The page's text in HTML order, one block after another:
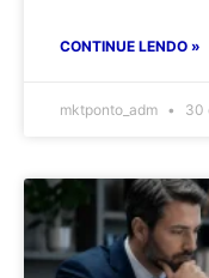
CONTINUE LENDO »
mktponto_adm 30